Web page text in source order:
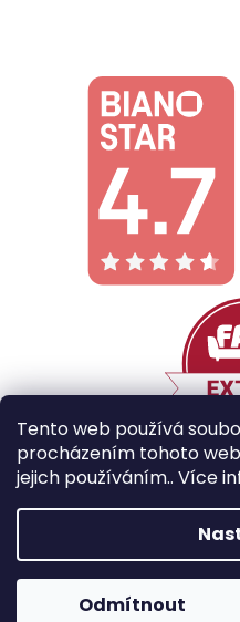
Tento web používá
procházením tohoto
jejich používáním.. Více
Odmítnout
Copyright 2026Galobe
Upravit